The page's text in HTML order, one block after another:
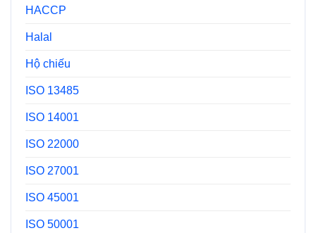
HACCP
Halal
Hộ chiếu
ISO 13485
ISO 14001
ISO 22000
ISO 27001
ISO 45001
ISO 50001